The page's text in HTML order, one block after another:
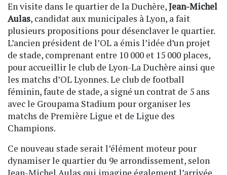
En visite dans le quartier de la Duchère,Jean-Michel
Aulas, candidat aux municipales à Lyon, a fait
plusieurs propositions pour désenclaver le quartier.
L’ancien président de l’OL a émis l’idée d’un projet
de stade, comprenant entre 10 000 et 15 000 places,
pour accueillir le club de Lyon-La Duchère ainsi que
les matchs d’OL Lyonnes. Le club de football
féminin, faute de stade, a signé un contrat de 5 ans
avec le Groupama Stadium pour organiser les
matchs de Première Ligue et de Ligue des
Champions.
Ce nouveau stade serait l’élément moteur pour
dynamiser le quartier du 9e arrondissement, selon